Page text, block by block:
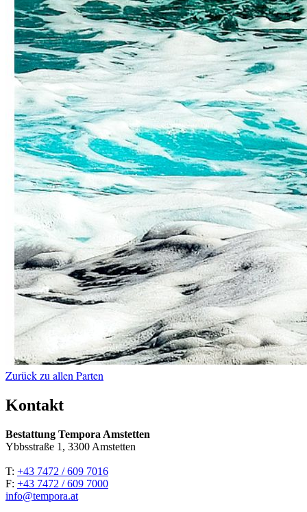
Zurück zu allen Parten
Kontakt
Bestattung Tempora Amstetten
Ybbsstraße 1, 3300 Amstetten
T: +43 7472 / 609 7016
F: +43 7472 / 609 7000
info@tempora.at